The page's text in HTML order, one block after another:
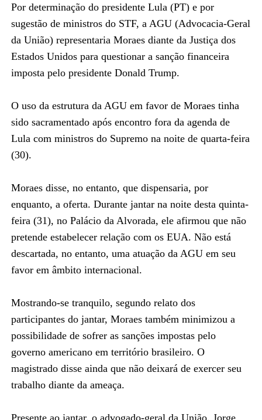
Por determinação do presidente Lula (PT) e por
sugestão de ministros do STF, a AGU (Advocacia-Geral
da União) representaria Moraes diante da Justiça dos
Estados Unidos para questionar a sanção financeira
imposta pelo presidente Donald Trump.
O uso da estrutura da AGU em favor de Moraes tinha
sido sacramentado após encontro fora da agenda de
Lula com ministros do Supremo na noite de quarta-feira
(30).
Moraes disse, no entanto, que dispensaria, por
enquanto, a oferta. Durante jantar na noite desta quinta-
feira (31), no Palácio da Alvorada, ele afirmou que não
pretende estabelecer relação com os EUA. Não está
descartada, no entanto, uma atuação da AGU em seu
favor em âmbito internacional.
Mostrando-se tranquilo, segundo relato dos
participantes do jantar, Moraes também minimizou a
possibilidade de sofrer as sanções impostas pelo
governo americano em território brasileiro. O
magistrado disse ainda que não deixará de exercer seu
trabalho diante da ameaça.
Presente ao jantar, o advogado-geral da União, Jorge